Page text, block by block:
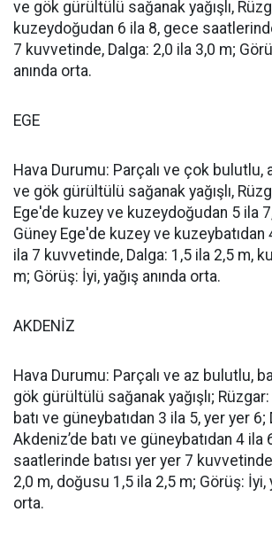
ve gök gürültülü sağanak yağışlı,
kuzeydoğudan 6 ila 8, gece
7 kuvvetinde, Dalga: 2,0 ila 3,0 m;
anında orta.
EGE
Hava Durumu: Parçalı ve çok bulutlu,
ve gök gürültülü sağanak yağışlı,
Ege'de kuzey ve kuzeydoğudan 5 ila
Güney Ege'de kuzey ve kuzeybatıdan
ila 7 kuvvetinde, Dalga: 1,5 ila 2,5 m,
m; Görüş: İyi, yağış anında orta.
AKDENİZ
Hava Durumu: Parçalı ve az bulutlu,
gök gürültülü sağanak yağışlı; Rüzgar:
batı ve güneybatıdan 3 ila 5, yer yer 6;
Akdeniz’de batı ve güneybatıdan 4 ila
saatlerinde batısı yer yer 7
2,0 m, doğusu 1,5 ila 2,5 m; Görüş: İyi,
orta.